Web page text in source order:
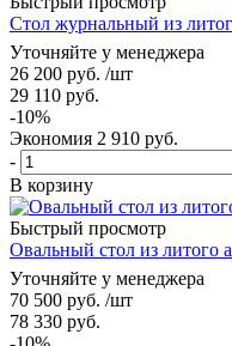
Стол журнальный из
Уточняйте у менеджера
26 200 руб. /шт
29 110 руб.
-10%
Экономия 2 910 руб.
-
В корзину
Быстрый просмотр
Овальный стол из литого
Уточняйте у менеджера
70 500 руб. /шт
78 330 руб.